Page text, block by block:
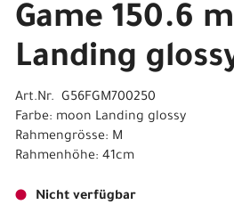
Game 150.6
Landing
Art.Nr. G56FGM700250
Farbe: moon Landing glossy
Rahmengrösse: M
Rahmenhöhe: 41cm
Nicht verfügbar